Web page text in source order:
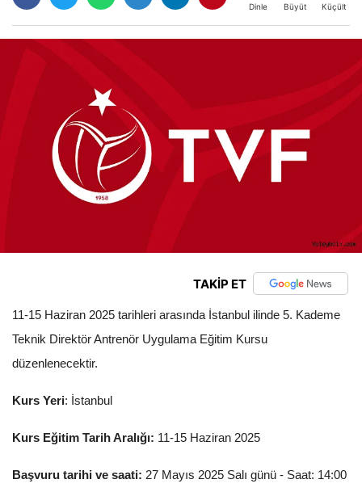
Dinle Büyüt Küçült
TAKİP ET
11-15 Haziran 2025 tarihleri arasında İstanbul ilinde 5. Kademe
Teknik Direktör Antrenör Uygulama Eğitim Kursu
düzenlenecektir.
Kurs Yeri: İstanbul
Kurs Eğitim Tarih Aralığı: 11-15 Haziran 2025
Başvuru tarihi ve saati: 27 Mayıs 2025 Salı günü - Saat: 14:00